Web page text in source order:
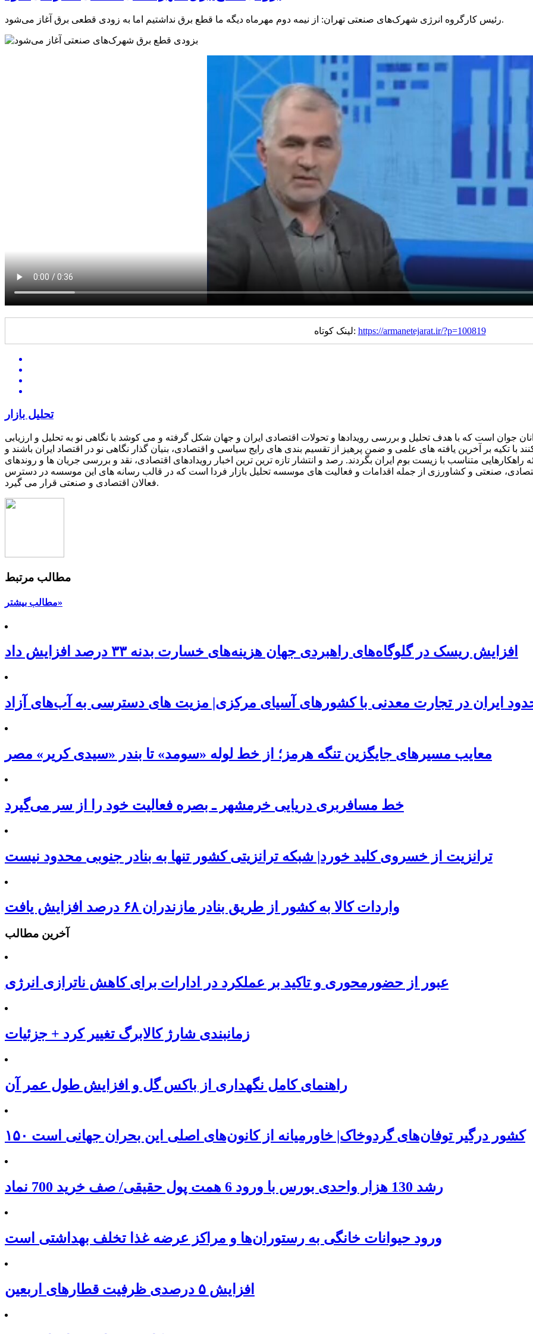
رئیس کارگروه انرژی شهرک‌های صنعتی تهران: از نیمه دوم مهرماه دیگه ما قطع برق نداشتیم اما به زودی قطعی برق آغاز می‌شود.
لینک کوتاه: https://armanetejarat.ir/?p=100819
تحلیل بازار
جوان است که با هدف تحلیل و بررسی رویدادها و تحولات اقتصادی ایران و جهان شکل گرفته و می کوشد با نگاهی نو به تحلیل و ارزیابی
تکیه بر آخرین یافته های علمی و ضمن پرهیز از تقسیم بندی های رایج سیاسی و اقتصادی، بنیان گذار نگاهی نو در اقتصاد ایران باشند و
متناسب با زیست بوم ایران بگردند. رصد و انتشار تازه ترین ترین اخبار رویدادهای اقتصادی، نقد و بررسی جریان ها و روندهای
اقتصادی، صنعتی و کشاورزی از جمله اقدامات و فعالیت های موسسه تحلیل بازار فردا است که در قالب رسانه های این موسسه در دسترس
فعالان اقتصادی و صنعتی قرار می گیرد.
مطالب مرتبط
مطالب بیشتر»
افزایش ریسک‌ در گلوگاه‌های راهبردی جهان هزینه‌های خسارت بدنه ۳۳ درصد افزایش داد
ایران در تجارت معدنی با کشورهای آسیای مرکزی| مزیت های دسترسی به آب‌های آزاد
معایب مسیرهای جایگزین تنگه هرمز؛ از خط لوله «سومد» تا بندر «سیدی کریر» مصر
خط مسافربری دریایی خرمشهر ـ بصره فعالیت خود را از سر می‌گیرد
ترانزیت از خسروی کلید خورد| شبکه ترانزیتی کشور تنها به بنادر جنوبی محدود نیست
واردات کالا به کشور از طریق بنادر مازندران ۶۸ درصد افزایش یافت
آخرین مطالب
عبور از حضورمحوری و تاکید بر عملکرد در ادارات برای کاهش ناترازی انرژی
زمانبندی شارژ کالابرگ تغییر کرد + جزئیات
راهنمای کامل نگهداری از باکس گل و افزایش طول عمر آن
۱۵۰ کشور درگیر توفان‌های گردوخاک| خاورمیانه از کانون‌های اصلی این بحران جهانی است
رشد 130 هزار واحدی بورس با ورود 6 همت پول حقیقی/ صف خرید 700 نماد
ورود حیوانات خانگی به رستوران‌ها و مراکز عرضه غذا تخلف بهداشتی است
افزایش ۵ درصدی ظرفیت قطارهای اربعین